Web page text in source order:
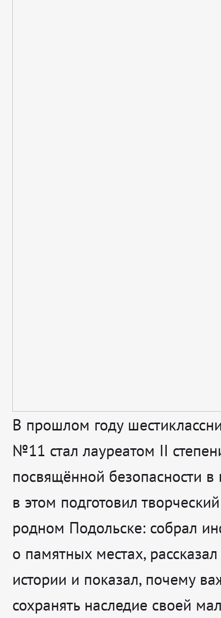
В прошлом году
№11 стал лауреатом II
посвящённой безопасности в
в этом подготовил
родном Подольске: собрал
о памятных местах,
истории и показал, почему
сохранять наследие своей